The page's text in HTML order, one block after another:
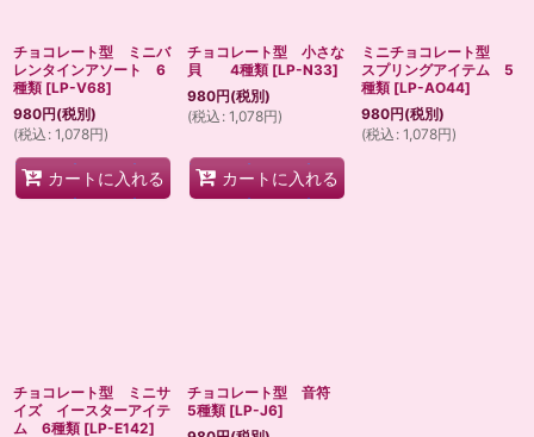
チョコレート型 ミニバ
レンタインアソート 6
種類 [LP-V68]
980円(税別)
(税込 : 1,078円)
カートに入れる
チョコレート型 小さな
貝 4種類 [LP-N33]
980円(税別)
(税込 : 1,078円)
カートに入れる
ミニチョコレート型
スプリングアイテム 5
種類 [LP-AO44]
980円(税別)
(税込 : 1,078円)
チョコレート型 ミニサ
イズ イースターアイテ
ム 6種類 [LP-E142]
チョコレート型 音符
5種類 [LP-J6]